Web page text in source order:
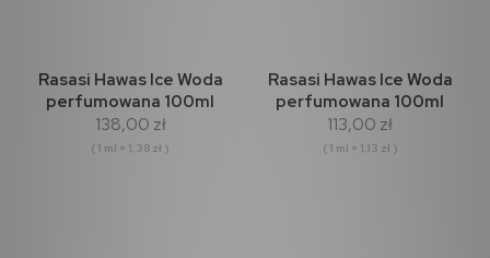
Rasasi Hawas Ice Woda
perfumowana 100ml
138,00 zł
( 1 ml = 1,38 zł )
Rasasi Hawas Ice Woda
perfumowana 100ml
(outlet)
113,00 zł
( 1 ml = 1,13 zł )